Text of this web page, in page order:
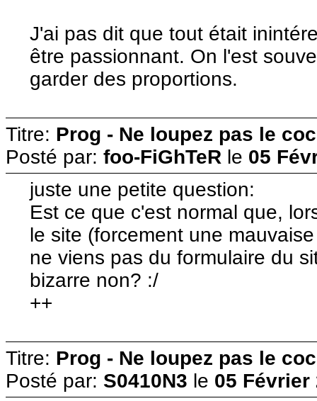
J'ai pas dit que tout était
être passionnant. On l'est
garder des proportions.
Titre: Prog - Ne loupez pas le
Posté par: foo-FiGhTeR le 05
juste une petite question:
Est ce que c'est normal que,
le site (forcement une
ne viens pas du formulaire du
bizarre non? :/
++
Titre: Prog - Ne loupez pas le
Posté par: S0410N3 le 05 Février